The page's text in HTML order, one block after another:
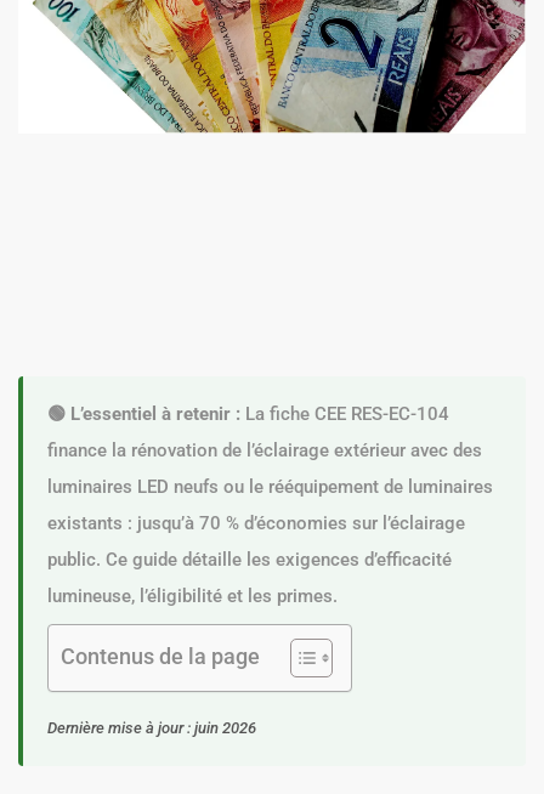
🟢 L’essentiel à retenir : La fiche CEE RES-EC-104
finance la rénovation de l’éclairage extérieur avec des
luminaires LED neufs ou le rééquipement de luminaires
existants : jusqu’à 70 % d’économies sur l’éclairage
public. Ce guide détaille les exigences d’efficacité
lumineuse, l’éligibilité et les primes.
Contenus de la page
Dernière mise à jour : juin 2026